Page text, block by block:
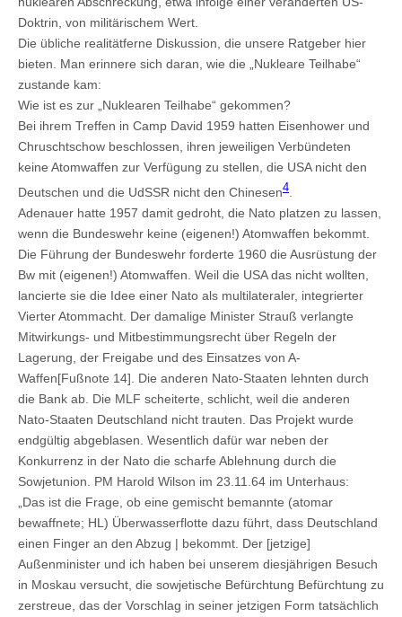
Doktrin, von militärischem Wert.
Die übliche realitätferne Diskussion, die unsere Ratgeber hier
bieten. Man erinnere sich daran, wie die „Nukleare Teilhabe“
zustande kam:
Wie ist es zur „Nuklearen Teilhabe“ gekommen?
Bei ihrem Treffen in Camp David 1959 hatten Eisenhower und
Chruschtschow beschlossen, ihren jeweiligen Verbündeten
keine Atomwaffen zur Verfügung zu stellen, die USA nicht den
Deutschen und die UdSSR nicht den Chinesen4
Adenauer hatte 1957 damit gedroht, die Nato platzen zu lassen,
wenn die Bundeswehr keine (eigenen!) Atomwaffen bekommt.
Die Führung der Bundeswehr forderte 1960 die Ausrüstung der
Bw mit (eigenen!) Atomwaffen. Weil die USA das nicht wollten,
lancierte sie die Idee einer Nato als multilateraler, integrierter
Vierter Atommacht. Der damalige Minister Strauß verlangte
Mitwirkungs- und Mitbestimmungsrecht über Regeln der
Lagerung, der Freigabe und des Einsatzes von A-
Waffen[Fußnote 14]. Die anderen Nato-Staaten lehnten durch
die Bank ab. Die MLF scheiterte, schlicht, weil die anderen
Nato-Staaten Deutschland nicht trauten. Das Projekt wurde
endgültig abgeblasen. Wesentlich dafür war neben der
Konkurrenz in der Nato die scharfe Ablehnung durch die
Sowjetunion. PM Harold Wilson im 23.11.64 im Unterhaus:
„Das ist die Frage, ob eine gemischt bemannte (atomar
bewaffnete; HL) Überwasserflotte dazu führt, dass Deutschland
einen Finger an den Abzug | bekommt. Der [jetzige]
Außenminister und ich haben bei unserem diesjährigen Besuch
in Moskau versucht, die sowjetische Befürchtung Befürchtung zu
zerstreue, das der Vorschlag in seiner jetzigen Form tatsächlich